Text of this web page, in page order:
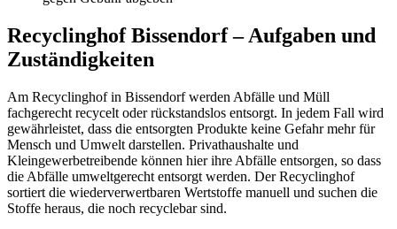
Recyclinghof Bissendorf – Aufgaben und
Zuständigkeiten
Am Recyclinghof in Bissendorf werden Abfälle und Müll
fachgerecht recycelt oder rückstandslos entsorgt. In jedem Fall wird
gewährleistet, dass die entsorgten Produkte keine Gefahr mehr für
Mensch und Umwelt darstellen. Privathaushalte und
Kleingewerbetreibende können hier ihre Abfälle entsorgen, so dass
die Abfälle umweltgerecht entsorgt werden. Der Recyclinghof
sortiert die wiederverwertbaren Wertstoffe manuell und suchen die
Stoffe heraus, die noch recyclebar sind.